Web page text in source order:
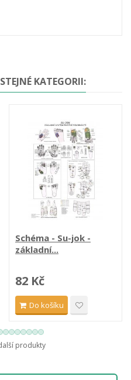
KATEGORII:
Schéma - Su-jok -
základní...
82 Kč
Do košíku
produkty